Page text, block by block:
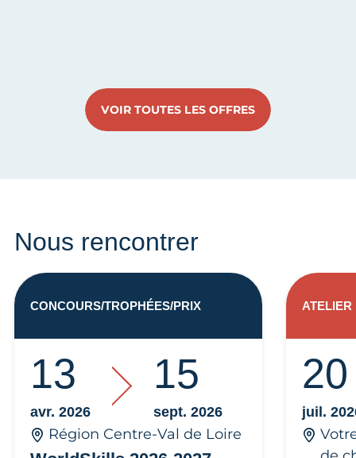
VOIR TOUTES LES OFFRES
Nous rencontrer
13
avr. 2026
15
sept. 2026
Région Centre-Val de Loire
CONCOURS/TROPHÉES/PRIX
20
juil.
ATELIER